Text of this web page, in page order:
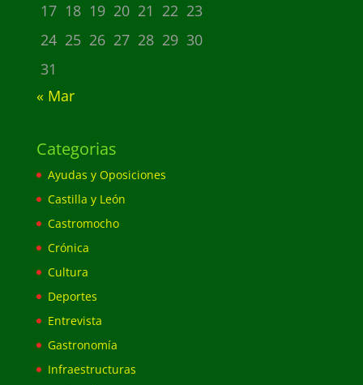
17 18 19 20 21 22 23
24 25 26 27 28 29 30
31
« Mar
Categorias
Ayudas y Oposiciones
Castilla y León
Castromocho
Crónica
Cultura
Deportes
Entrevista
Gastronomía
Infraestructuras